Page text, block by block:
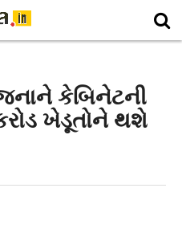
કેબિનેટની
ખેડૂતોને થશે